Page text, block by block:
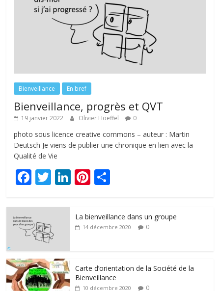
Bienveillance En bref
Bienveillance, progrès et QVT
19 janvier 2022 Olivier Hoeffel 0
photo sous licence creative commons – auteur : Martin
Deutsch Je viens de publier une chronique en lien avec la
Qualité de Vie
F
e
b
o
o
k
T
itt
er
Li
e
Pi
e g
La bienveillance dans un groupe
14 décembre 2020 0
Carte d’orientation de la Société de la
Bienveillance
10 décembre 2020 0